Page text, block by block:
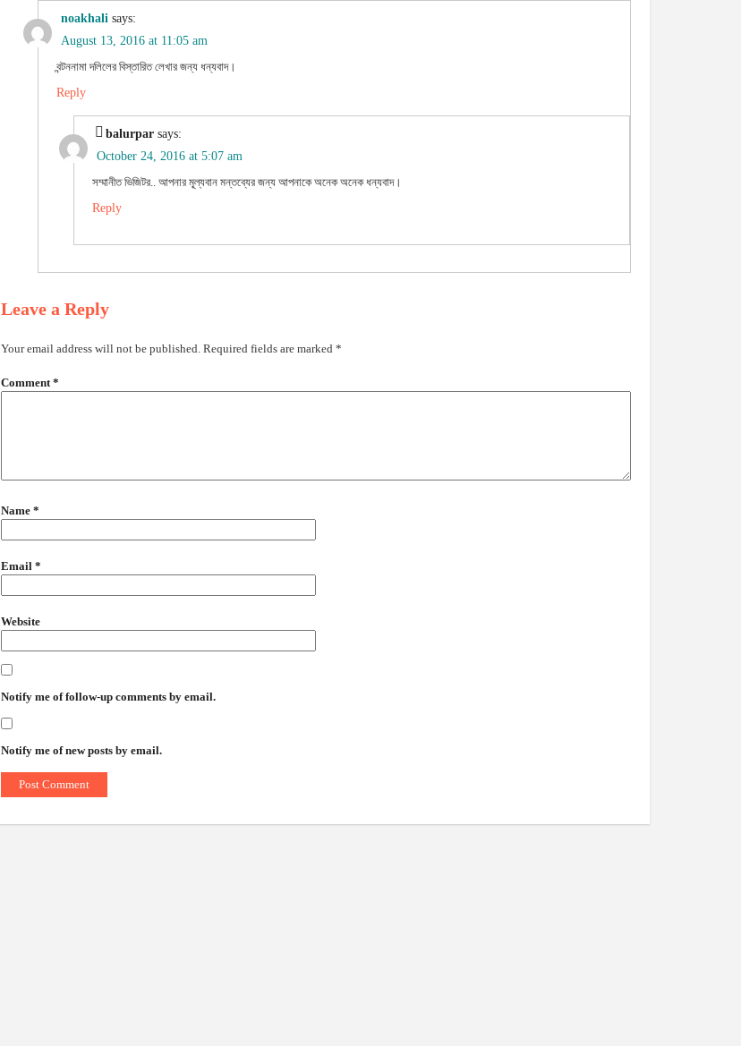
noakhali says:
August 13, 2016 at 11:05 am
বন্টননামা দ‌লিলের বিস্তা‌রিত লেখার জন্য ধন্যবাদ।
Reply
balurpar says:
October 24, 2016 at 5:07 am
সম্মানীত ভিজিটর.. আপনার মূ্ল্যবান মন্তব্যের জন্য আপনাকে অনেক অনেক ধন্যবাদ।
Reply
Leave a Reply
Your email address will not be published. Required fields are marked *
Comment *
Name *
Email *
Website
Notify me of follow-up comments by email.
Notify me of new posts by email.